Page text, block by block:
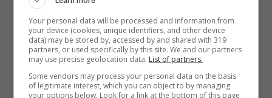
Napoli va tutto bene, non ci sono problemi.
media italiani hanno esagerato, sono un po’
infastidito.Non sono venuto in Belgio in
vacanza, la mia intenzione era solo quella di
tornare al più presto in forza per i Mondiali
Your personal data will be processed and information from
your device (cookies, unique identifiers, and other device
data) may be stored by, accessed by and shared with 319
partners, or used specifically by this site. We and our partners
may use precise geolocation data. List of partners.
Some vendors may process your personal data on the basis
of legitimate interest, which you can object to by managing
your options below. Look for a link at the bottom of this page